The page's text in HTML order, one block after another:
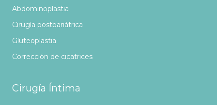
Abdominoplastia
Cirugía postbariátrica
Gluteoplastia
Corrección de cicatrices
Cirugía Íntima